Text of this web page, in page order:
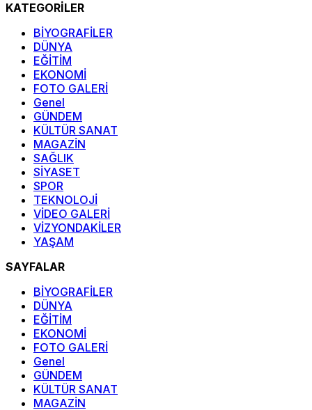
KATEGORİLER
BİYOGRAFİLER
DÜNYA
EĞİTİM
EKONOMİ
FOTO GALERİ
Genel
GÜNDEM
KÜLTÜR SANAT
MAGAZİN
SAĞLIK
SİYASET
SPOR
TEKNOLOJİ
VİDEO GALERİ
VİZYONDAKİLER
YAŞAM
SAYFALAR
BİYOGRAFİLER
DÜNYA
EĞİTİM
EKONOMİ
FOTO GALERİ
Genel
GÜNDEM
KÜLTÜR SANAT
MAGAZİN